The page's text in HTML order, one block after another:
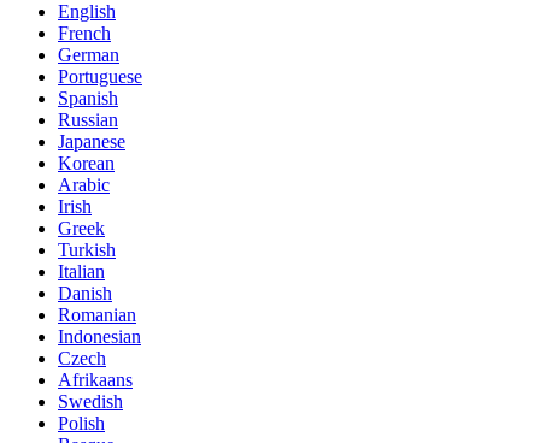
English
French
German
Portuguese
Spanish
Russian
Japanese
Korean
Arabic
Irish
Greek
Turkish
Italian
Danish
Romanian
Indonesian
Czech
Afrikaans
Swedish
Polish